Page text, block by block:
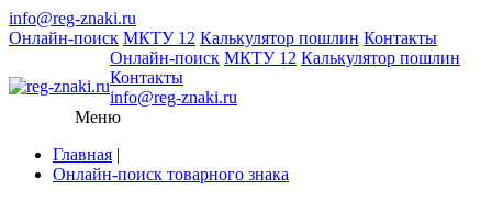
info@reg-znaki.ru
Онлайн-поиск МКТУ 12 Калькулятор пошлин Контакты
Онлайн-поиск МКТУ 12 Калькулятор пошлин
Контакты
info@reg-znaki.ru
Меню
Главная |
Онлайн-поиск товарного знака